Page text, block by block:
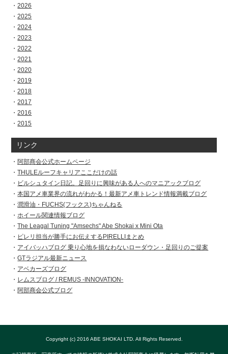
2026
2025
2024
2023
2022
2021
2020
2019
2018
2017
2016
2015
リンク
阿部商会公式ホームページ
THULEルーフキャリアここだけの話
ビルシュタイン日記。足回りに興味がある人へのマニアックブログ
本国アメ車業界の流れがわかる！最新アメ車トレンド情報満載ブログ
潤滑油・FUCHS(フックス)ちゃんねる
ホイール関連情報ブログ
The Leagal Tuning "Amsechs" Abe Shokai x Mini Ota
ピレリ担当が勝手にお伝えするPIRELLIまとめ
アイバッハブログ 乗り心地を損なわないローダウン・足回りのご提案
GTラジアル最新ニュース
アベカーズブログ
レムスブログ / REMUS -INNOVATION-
阿部商会公式ブログ
Copyright (c) 2016 ABE SHOKAI LTD. All Rights Reserved.